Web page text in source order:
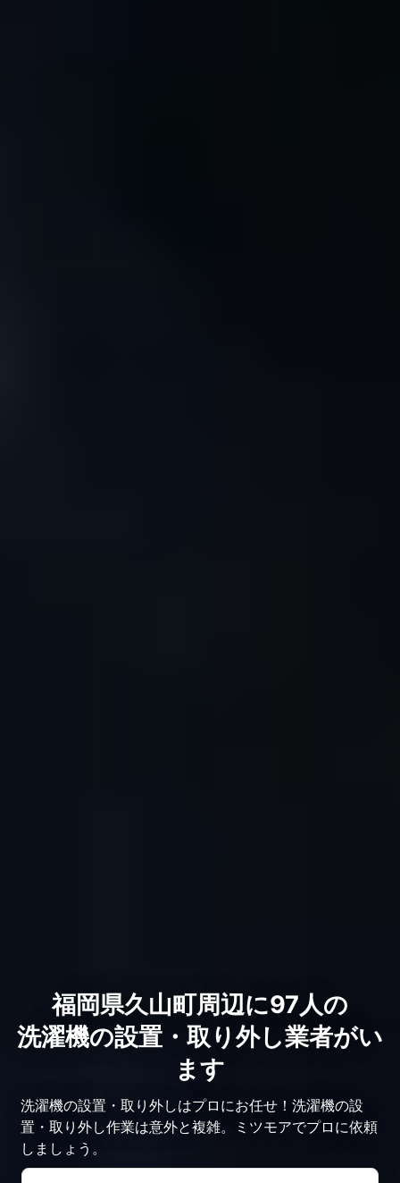
福岡県久山町周辺に97人の
洗濯機の設置・取り外し業者がい
ます
洗濯機の設置・取り外しはプロにお任せ！洗濯機の設
置・取り外し作業は意外と複雑。ミツモアでプロに依頼
しましょう。